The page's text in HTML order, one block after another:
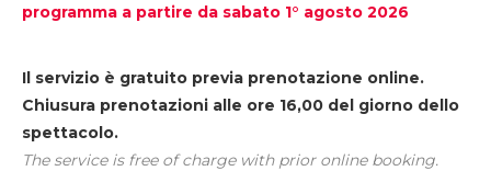
programma a partire da sabato 1° agosto 2026
Il servizio è gratuito previa prenotazione online.
Chiusura prenotazioni alle ore 16,00 del giorno dello
spettacolo.
The service is free of charge with prior online booking.